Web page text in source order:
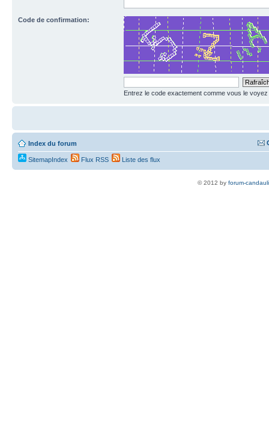
Code de confirmation:
Entrez le code exactement comme vous le
Index du forum
SitemapIndex Flux RSS Liste des flux
© 2012 by forum-